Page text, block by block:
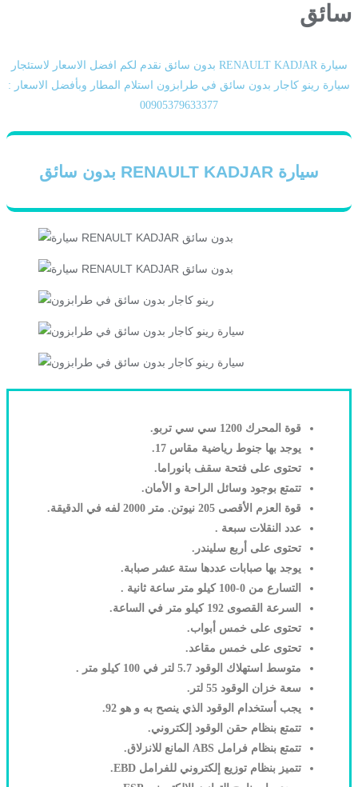
سائق
سيارة RENAULT KADJAR بدون سائق نقدم لكم افضل الاسعار لاستئجار
سيارة رينو كاجار بدون سائق في طرابزون استلام المطار وبأفضل الاسعار :
00905379633377
سيارة RENAULT KADJAR بدون سائق
قوة المحرك 1200 سي سي تربو.
يوجد بها جنوط رياضية مقاس 17.
تحتوى على فتحة سقف بانوراما.
تتمتع بوجود وسائل الراحة و الأمان.
قوة العزم الأقصى 205 نيوتن. متر 2000 لفه في الدقيقة.
عدد النقلات سبعة .
تحتوى على أربع سليندر.
يوجد بها صبابات عددها ستة عشر صبابة.
التسارع من 0-100 كيلو متر ساعة ثانية .
السرعة القصوى 192 كيلو متر في الساعة.
تحتوى على خمس أبواب.
تحتوى على خمس مقاعد.
متوسط استهلاك الوقود 5.7 لتر في 100 كيلو متر .
سعة خزان الوقود 55 لتر.
يجب أستخدام الوقود الذي ينصح به و هو 92.
تتمتع بنظام حقن الوقود إلكتروني.
تتمتع بنظام فرامل ABS المانع للانزلاق.
تتميز بنظام توزيع إلكتروني للفرامل EBD.